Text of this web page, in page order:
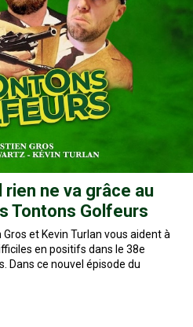
ne va grâce au
Tontons Golfeurs
et Kevin Turlan vous aident à
en positifs dans le 38e
Dans ce nouvel épisode du